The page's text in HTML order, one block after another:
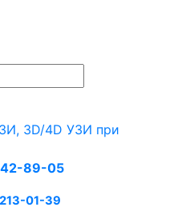
3D/4D УЗИ при
89-05
01-39